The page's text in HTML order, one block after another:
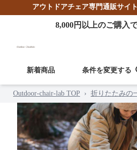
アウトドアチェア専門通販サイト
8,000円以上のご購入
新着商品 条件を変更する
Outdoor-chair-lab TOP › 折りたたみの